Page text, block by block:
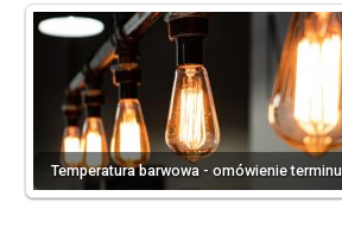
Temperatura barwowa - omówienie terminu